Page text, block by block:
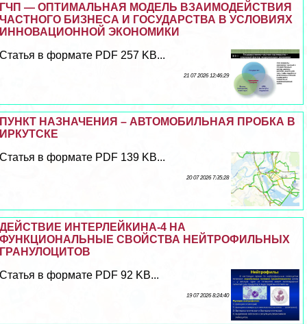
ГЧП — ОПТИМАЛЬНАЯ МОДЕЛЬ ВЗАИМОДЕЙСТВИЯ
ЧАСТНОГО БИЗНЕСА И ГОСУДАРСТВА В УСЛОВИЯХ
ИННОВАЦИОННОЙ ЭКОНОМИКИ
Статья в формате PDF 257 KB...
21 07 2026 12:46:29
ПУНКТ НАЗНАЧЕНИЯ – АВТОМОБИЛЬНАЯ ПРОБКА В
ИРКУТСКЕ
Статья в формате PDF 139 KB...
20 07 2026 7:35:28
ДЕЙСТВИЕ ИНТЕРЛЕЙКИНА-4 НА
ФУНКЦИОНАЛЬНЫЕ СВОЙСТВА НЕЙТРОФИЛЬНЫХ
ГРАНУЛОЦИТОВ
Статья в формате PDF 92 KB...
19 07 2026 8:24:40